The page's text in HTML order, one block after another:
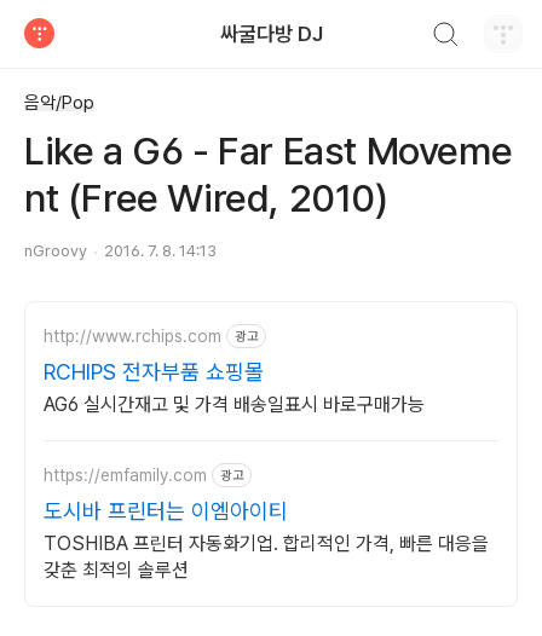
싸굴다방 DJ
음악/Pop
Like a G6 - Far East Moveme
nt (Free Wired, 2010)
nGroovy 2016. 7. 8. 14:13
http://www.rchips.com 광고
RCHIPS 전자부품 쇼핑몰
AG6 실시간재고 및 가격 배송일표시 바로구매가능
https://emfamily.com 광고
도시바 프린터는 이엠아이티
TOSHIBA 프린터 자동화기업. 합리적인 가격, 빠른 대응을
갖춘 최적의 솔루션